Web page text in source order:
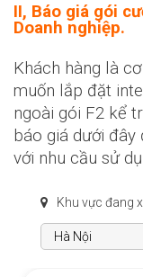
II, Báo giá gói
Doanh nghiệp.
Khách hàng là
muốn lắp đặt
ngoài gói F2 kể
báo giá dưới đây
với nhu cầu sử
Khu vực đang